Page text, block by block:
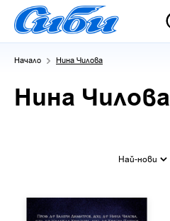
Начало Нина Чилова
Нина Чилова
Най-нови